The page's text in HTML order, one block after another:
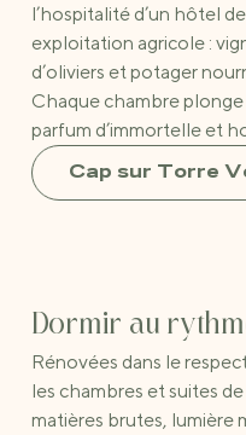
l’hospitalité d’un hôtel
exploitation agricole :
d’oliviers et potager
Chaque chambre
parfum d’immortelle et
Cap sur Torre
Dormir au
Rénovées dans le
les chambres et suites
matières brutes, lumière